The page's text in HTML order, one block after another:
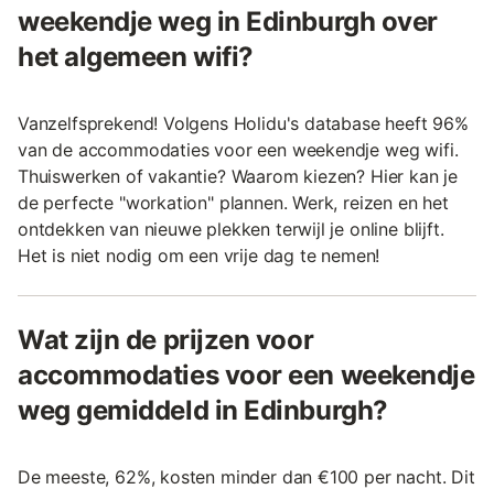
weekendje weg in Edinburgh over
het algemeen wifi?
Vanzelfsprekend! Volgens Holidu's database heeft 96%
van de accommodaties voor een weekendje weg wifi.
Thuiswerken of vakantie? Waarom kiezen? Hier kan je
de perfecte "workation" plannen. Werk, reizen en het
ontdekken van nieuwe plekken terwijl je online blijft.
Het is niet nodig om een vrije dag te nemen!
Wat zijn de prijzen voor
accommodaties voor een weekendje
weg gemiddeld in Edinburgh?
De meeste, 62%, kosten minder dan €100 per nacht. Dit